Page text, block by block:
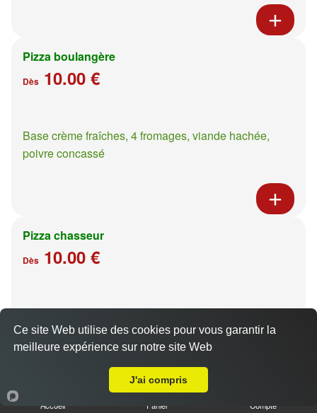
Pizza boulangère
Dès 10.00 €
Base crème fraîches, 4 fromages, viande hachée,
poivre concassé
Pizza chasseur
Dès 10.00 €
pommes de terre
Accueil Panier Compte
Ce site Web utilise des cookies pour vous garantir la
meilleure expérience sur notre site Web
J'ai compris